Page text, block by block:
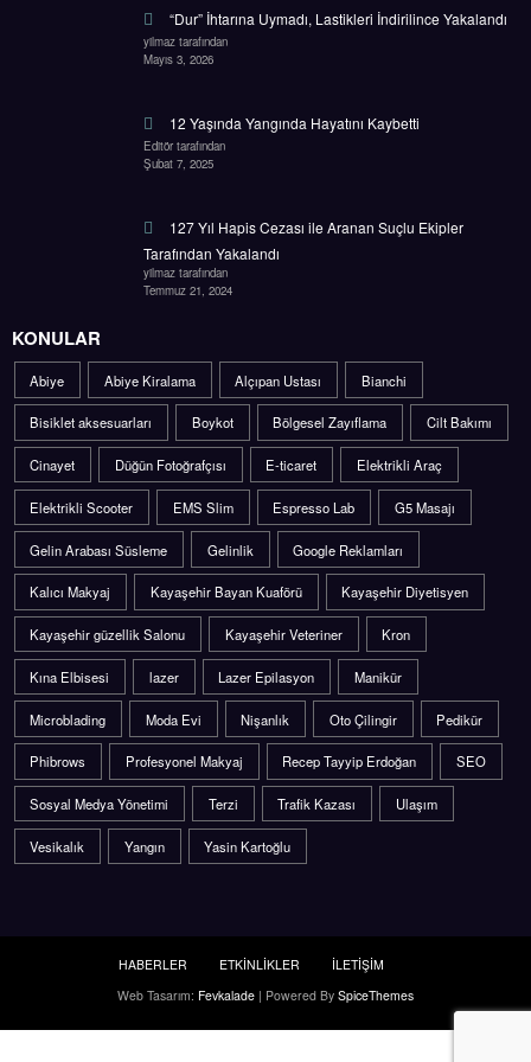
yilmaz tarafından
Mayıs 3, 2026
Editör tarafından
Şubat 7, 2025
Tarafından Yakalandı
yilmaz tarafından
Temmuz 21, 2024
Abiye Abiye Kiralama Alçıpan Ustası Bianchi
Bisiklet aksesuarları Boykot Bölgesel Zayıflama Cilt Bakımı
Cinayet Düğün Fotoğrafçısı E-ticaret Elektrikli Araç
Elektrikli Scooter EMS Slim Espresso Lab G5 Masajı
Gelin Arabası Süsleme Gelinlik Google Reklamları
Kalıcı Makyaj Kayaşehir Bayan Kuaförü Kayaşehir Diyetisyen
Kayaşehir güzellik Salonu Kayaşehir Veteriner Kron
Kına Elbisesi lazer Lazer Epilasyon Manikür
Microblading Moda Evi Nişanlık Oto Çilingir Pedikür
Phibrows Profesyonel Makyaj Recep Tayyip Erdoğan SEO
Sosyal Medya Yönetimi Terzi Trafik Kazası Ulaşım
Vesikalık Yangın Yasin Kartoğlu